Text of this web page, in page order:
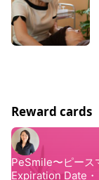
Reward cards